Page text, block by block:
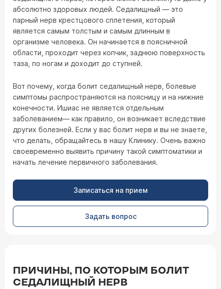
абсолютно здоровых людей. Седалищный — это
парный нерв крестцового сплетения, который
является самым толстым и самым длинным в
организме человека. Он начинается в поясничной
области, проходит через копчик, заднюю поверхность
таза, по ногам и доходит до ступней.
Вот почему, когда болит седалищный нерв, болевые
симптомы распространяются на поясницу и на нижние
конечности. Ишиас не является отдельным
заболеванием— как правило, он возникает вследствие
других болезней. Если у вас болит нерв и вы не знаете,
что делать, обращайтесь в нашу Клинику. Очень важно
своевременно выявить причину такой симптоматики и
начать лечение первичного заболевания.
Записаться на прием
Задать вопрос
ПРИЧИНЫ, ПО КОТОРЫМ БОЛИТ
СЕДАЛИЩНЫЙ НЕРВ